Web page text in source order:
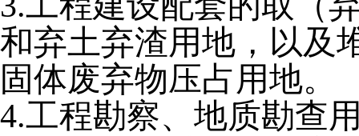
和弃土弃渣用地，以及
固体废弃物压占用地。
4.工程勘察、地质勘查